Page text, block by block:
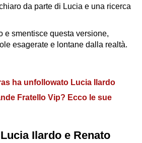
da parte di Lucia e una ricerca
e smentisce questa versione,
esagerate e lontane dalla realtà.
ha unfollowato Lucia Ilardo
Fratello Vip? Ecco le sue
Ilardo e Renato